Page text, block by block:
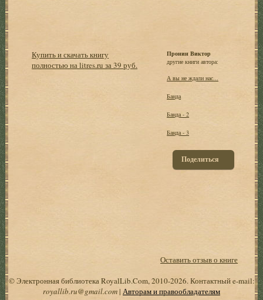
Купить и скачать книгу
полностью на litres.ru за 39 руб.
Пронин Виктор
другие книги автора:
А вы не ждали нас...
Банда
Банда - 2
Банда - 3
Поделиться
Оставить отзыв о книге
© Электронная библиотека RoyalLib.Com, 2010-2026. Контактный e-mail:
royallib.ru@gmail.com| Авторам и правообладателям